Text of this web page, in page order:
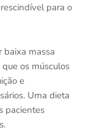
para o
baixa massa
os músculos
e
Uma dieta
pacientes